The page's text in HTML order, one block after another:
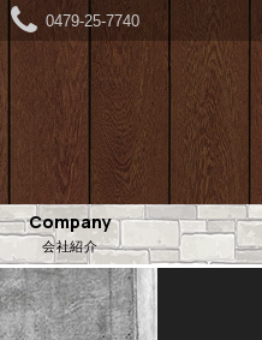
0479-25-7740
Company
会社紹介